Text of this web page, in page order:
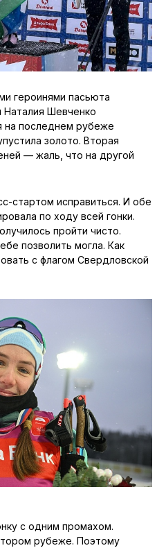
героинями пасьюта
Наталия Шевченко
на последнем рубеже
золото. Вторая
— жаль, что на другой
стартом исправиться. И обе
по ходу всей гонки.
пройти чисто.
позволить могла. Как
с флагом Свердловской
с одним промахом.
рубеже. Поэтому